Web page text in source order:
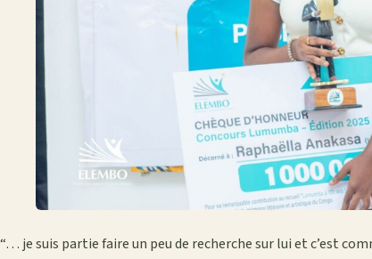
“… je suis partie faire un peu de recherche sur lui et c’est